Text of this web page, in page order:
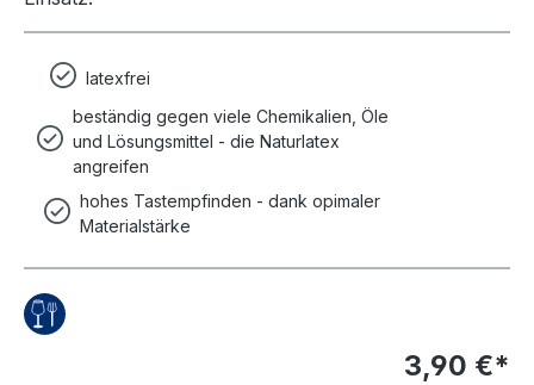
latexfrei
beständig gegen viele Chemikalien, Öle
und Lösungsmittel - die Naturlatex
angreifen
hohes Tastempfinden - dank opimaler
Materialstärke
3,90 €*